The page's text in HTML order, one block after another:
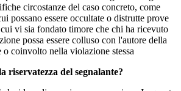
circostanze del caso concreto, come
possano essere occultate o distrutte prove
vi sia fondato timore che chi ha ricevuto
possa essere colluso con l'autore della
o coinvolto nella violazione stessa
riservatezza del segnalante?